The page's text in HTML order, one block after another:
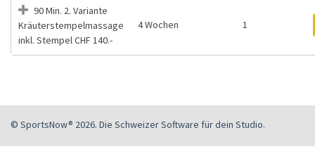
90 Min. 2. Variante
Kräuterstempelmassage
inkl. Stempel CHF 140.-
4 Wochen 1
© SportsNow® 2026. Die Schweizer Software für dein Studio.